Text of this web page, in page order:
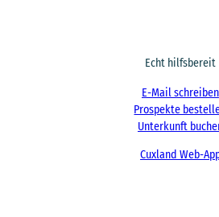
Echt hilfsbereit
E-Mail schreiben
Prospekte
Unterkunft
Cuxland Web-